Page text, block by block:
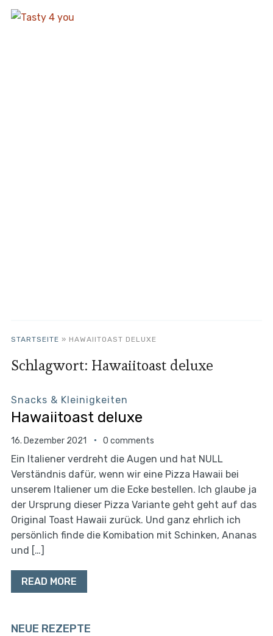
STARTSEITE » HAWAIITOAST DELUXE
Schlagwort: Hawaiitoast deluxe
Snacks & Kleinigkeiten
Hawaiitoast deluxe
16. Dezember 2021 0 comments
Ein Italiener verdreht die Augen und hat NULL
Verständnis dafür, wenn wir eine Pizza Hawaii bei
unserem Italiener um die Ecke bestellen. Ich glaube ja
der Ursprung dieser Pizza Variante geht geht auf das
Original Toast Hawaii zurück. Und ganz ehrlich ich
persönlich finde die Komibation mit Schinken, Ananas
und […]
READ MORE
NEUE REZEPTE